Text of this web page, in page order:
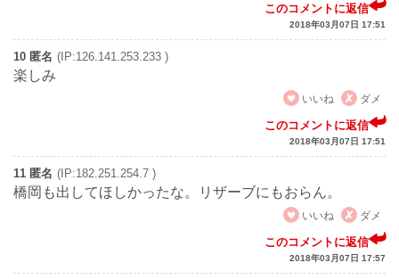
このコメントに返信
2018年03月07日 17:51
10 匿名 (IP:126.141.253.233 )
楽しみ
いいね
ダメ
このコメントに返信
2018年03月07日 17:51
11 匿名 (IP:182.251.254.7 )
橋岡も出してほしかったな。リザーブにもおらん。
いいね
ダメ
このコメントに返信
2018年03月07日 17:57